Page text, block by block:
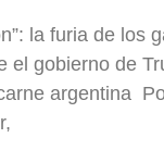
la furia de los
el gobierno de
argentina